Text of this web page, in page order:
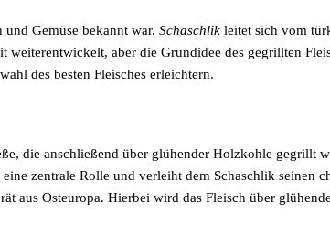
Gemüse bekannt war. Schaschlik leitet sich vom
weiterentwickelt, aber die Grundidee des gegrillten
des besten Fleisches erleichtern.
die anschließend über glühender Holzkohle gegrillt
zentrale Rolle und verleiht dem Schaschlik seinen
aus Osteuropa. Hierbei wird das Fleisch über